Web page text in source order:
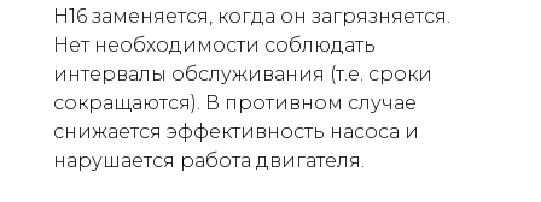
H16 заменяется, когда он загрязняется.
Нет необходимости соблюдать
интервалы обслуживания (т.е. сроки
сокращаются). В противном случае
снижается эффективность насоса и
нарушается работа двигателя.